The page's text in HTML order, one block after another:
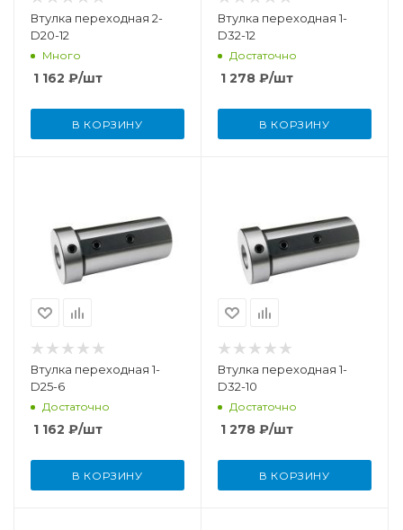
Втулка переходная 2-
D20-12
Много
1 162 ₽/шт
В КОРЗИНУ
Втулка переходная 1-
D32-12
Достаточно
1 278 ₽/шт
В КОРЗИНУ
Втулка переходная 1-
D25-6
Достаточно
1 162 ₽/шт
В КОРЗИНУ
Втулка переходная 1-
D32-10
Достаточно
1 278 ₽/шт
В КОРЗИНУ